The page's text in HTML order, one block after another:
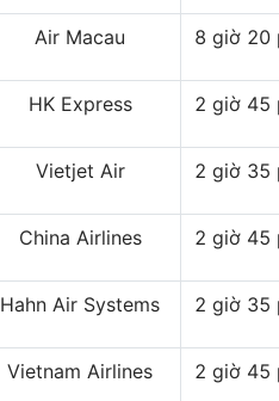
Air Macau 8 giờ 20
HK Express 2 giờ 45
Vietjet Air 2 giờ 35
China Airlines 2 giờ 45
Hahn Air Systems 2 giờ 35
Vietnam Airlines 2 giờ 45